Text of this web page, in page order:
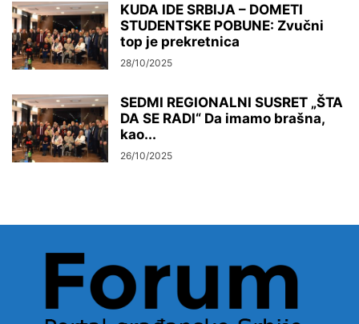
KUDA IDE SRBIJA – DOMETI
STUDENTSKE POBUNE: Zvučni
top je prekretnica
28/10/2025
SEDMI REGIONALNI SUSRET „ŠTA
DA SE RADI“ Da imamo brašna,
kao...
26/10/2025